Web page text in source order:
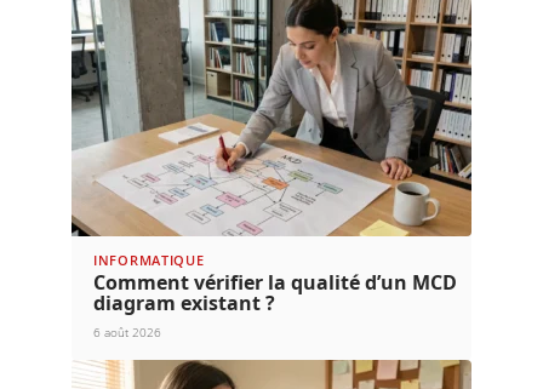
INFORMATIQUE
Comment vérifier la qualité d’un MCD
diagram existant ?
6 août 2026